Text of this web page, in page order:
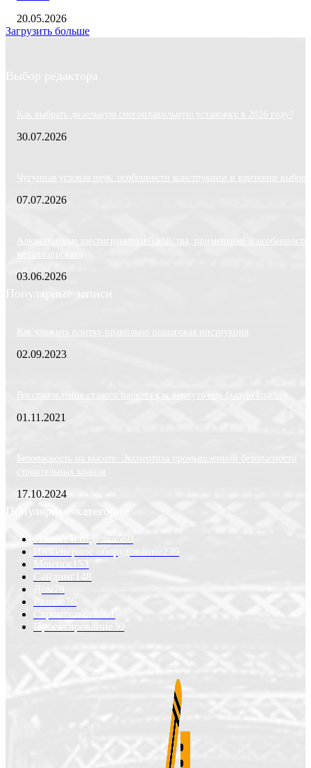
20.05.2026
Загрузить больше
Выбор редактора
Как выбрать дизельную снегоплавильную установку в 2026 году?
30.07.2026
Чугунная угловая печь: особенности конструкции и критерии выбора
07.07.2026
Алюминиевые шестигранники: свойства, применение и особенности
металлопроката
03.06.2026
Популярные записи
Как уложить плитку правильно пошаговая инструкция
02.09.2023
Восстановление старого паркета как вернуть ему былую красоту
01.11.2021
Безопасность на высоте: Экспертиза промышленной безопасности
строительных кранов
17.10.2024
Популярные категории
Ремонт и отделка 560
Инженерное оборудование 239
Монтаж
153
Сайдинг
148
79
Разное
76
Строительство
61
Проектирование